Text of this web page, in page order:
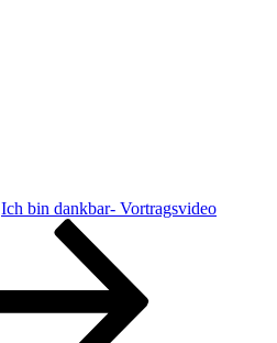
Ich bin dankbar- Vortragsvideo